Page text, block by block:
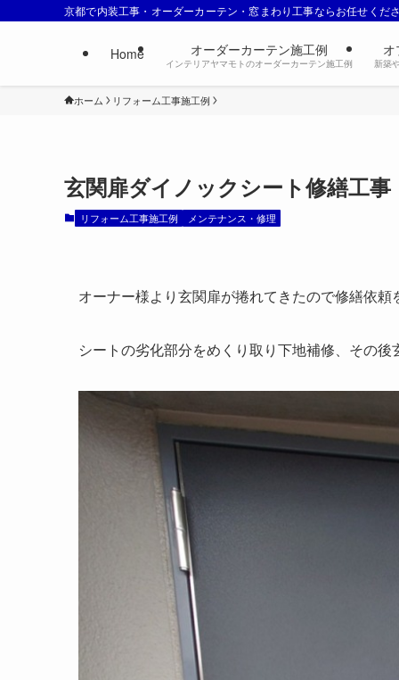
京都で内装工事・オーダーカーテン・窓まわり工事ならお任せくだ
Home オーダーカーテン施工例
インテリアヤマモトのオーダーカーテン施工例 新築
ホーム リフォーム工事施工例
玄関扉ダイノックシート修繕工事
リフォーム工事施工例 メンテナンス・修理
オーナー様より玄関扉が捲れてきたので修繕依頼
シートの劣化部分をめくり取り下地補修、その